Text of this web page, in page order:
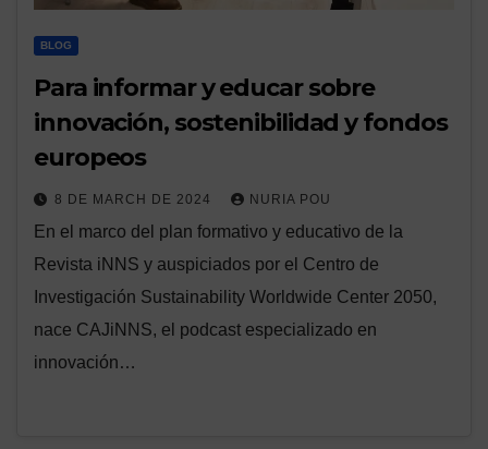
BLOG
Para informar y educar sobre
innovación, sostenibilidad y fondos
europeos
8 DE MARCH DE 2024 NURIA POU
En el marco del plan formativo y educativo de la
Revista iNNS y auspiciados por el Centro de
Investigación Sustainability Worldwide Center 2050,
nace CAJiNNS, el podcast especializado en
innovación…